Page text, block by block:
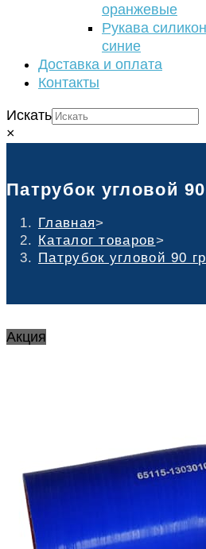
оранжевые
Рукава
синие
Доставка и оплата
Контакты
Искать
×
Патрубок угловой
Главная>
Каталог товаров>
Патрубок угловой 90
Акция